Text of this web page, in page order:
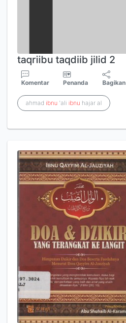
taqriibu taqdiib jilid 2
Komentar Penanda Bagikan
ahmad ibnu 'ali ibnu hajar al